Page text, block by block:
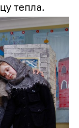
тепла.